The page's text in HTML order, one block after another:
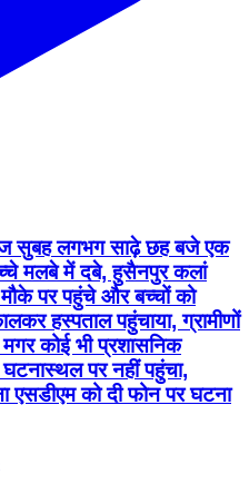
सुबह लगभग साढ़े छह बजे एक
मलबे में दबे, हुसैनपुर कलां
पर पहुंचे और बच्चों को
हस्पताल पहुंचाया, ग्रामीणों
कोई भी प्रशासनिक
घटनास्थल पर नहीं पहुंचा,
एसडीएम को दी फोन पर घटना